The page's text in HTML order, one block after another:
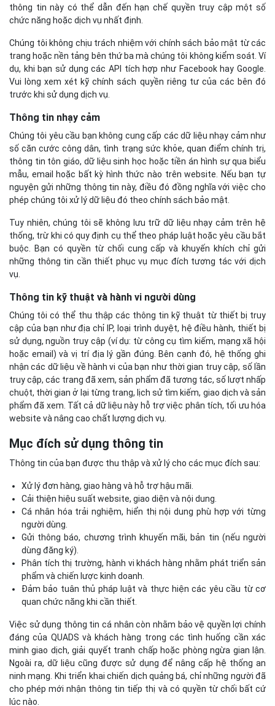
thông tin này có thể dẫn đến hạn chế quyền truy cập một số
chức năng hoặc dịch vụ nhất định.
Chúng tôi không chịu trách nhiệm với chính sách bảo mật từ các
trang hoặc nền tảng bên thứ ba mà chúng tôi không kiểm soát. Ví
dụ, khi bạn sử dụng các API tích hợp như Facebook hay Google.
Vui lòng xem xét kỹ chính sách quyền riêng tư của các bên đó
trước khi sử dụng dịch vụ.
Thông tin nhạy cảm
Chúng tôi yêu cầu bạn không cung cấp các dữ liệu nhạy cảm như
số căn cước công dân, tình trạng sức khỏe, quan điểm chính trị,
thông tin tôn giáo, dữ liệu sinh học hoặc tiền án hình sự qua biểu
mẫu, email hoặc bất kỳ hình thức nào trên website. Nếu bạn tự
nguyện gửi những thông tin này, điều đó đồng nghĩa với việc cho
phép chúng tôi xử lý dữ liệu đó theo chính sách bảo mật.
Tuy nhiên, chúng tôi sẽ không lưu trữ dữ liệu nhạy cảm trên hệ
thống, trừ khi có quy định cụ thể theo pháp luật hoặc yêu cầu bắt
buộc. Bạn có quyền từ chối cung cấp và khuyến khích chỉ gửi
những thông tin cần thiết phục vụ mục đích tương tác với dịch
vụ.
Thông tin kỹ thuật và hành vi người dùng
Chúng tôi có thể thu thập các thông tin kỹ thuật từ thiết bị truy
cập của bạn như địa chỉ IP, loại trình duyệt, hệ điều hành, thiết bị
sử dụng, nguồn truy cập (ví dụ: từ công cụ tìm kiếm, mạng xã hội
hoặc email) và vị trí địa lý gần đúng. Bên cạnh đó, hệ thống ghi
nhận các dữ liệu về hành vi của bạn như thời gian truy cập, số lần
truy cập, các trang đã xem, sản phẩm đã tương tác, số lượt nhấp
chuột, thời gian ở lại từng trang, lịch sử tìm kiếm, giao dịch và sản
phẩm đã xem. Tất cả dữ liệu này hỗ trợ việc phân tích, tối ưu hóa
website và nâng cao chất lượng dịch vụ.
Mục đích sử dụng thông tin
Thông tin của bạn được thu thập và xử lý cho các mục đích sau:
Xử lý đơn hàng, giao hàng và hỗ trợ hậu mãi.
Cải thiện hiệu suất website, giao diện và nội dung.
Cá nhân hóa trải nghiệm, hiển thị nội dung phù hợp với từng
người dùng.
Gửi thông báo, chương trình khuyến mãi, bản tin (nếu người
dùng đăng ký).
Phân tích thị trường, hành vi khách hàng nhằm phát triển sản
phẩm và chiến lược kinh doanh.
Đảm bảo tuân thủ pháp luật và thực hiện các yêu cầu từ cơ
quan chức năng khi cần thiết.
Việc sử dụng thông tin cá nhân còn nhằm bảo vệ quyền lợi chính
đáng của QUADS và khách hàng trong các tình huống cần xác
minh giao dịch, giải quyết tranh chấp hoặc phòng ngừa gian lận.
Ngoài ra, dữ liệu cũng được sử dụng để nâng cấp hệ thống an
ninh mạng. Khi triển khai chiến dịch quảng bá, chỉ những người đã
cho phép mới nhận thông tin tiếp thị và có quyền từ chối bất cứ
lúc nào.